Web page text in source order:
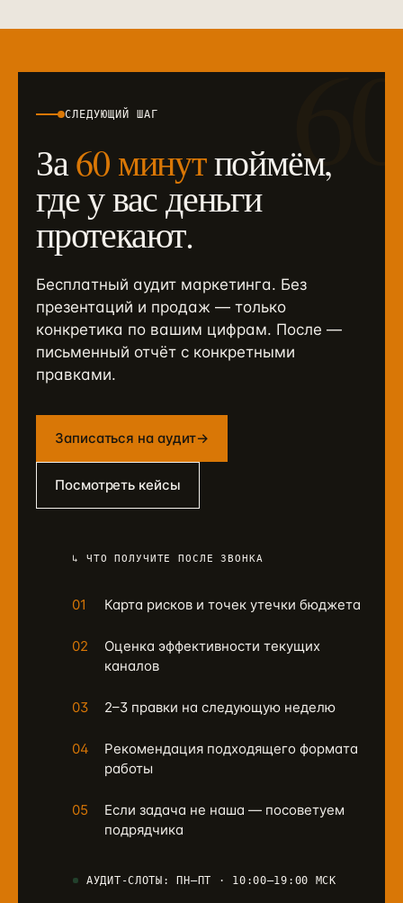
СЛЕДУЮЩИЙ ШАГ
За60 минутпоймём,
где у вас деньги
протекают.
Бесплатный аудит маркетинга. Без
презентаций и продаж — только
конкретика по вашим цифрам. После —
письменный отчёт с конкретными
правками.
Записаться на аудит→
Посмотреть кейсы
↳ ЧТО ПОЛУЧИТЕ ПОСЛЕ ЗВОНКА
01 Карта рисков и точек утечки бюджета
02
Оценка эффективности текущих
каналов
03 2–3 правки на следующую неделю
04
Рекомендация подходящего формата
работы
05
Если задача не наша — посоветуем
подрядчика
АУДИТ-СЛОТЫ: ПН–ПТ · 10:00–19:00 МСК